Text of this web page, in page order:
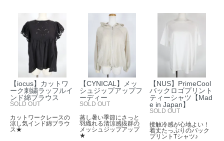
【iocus】カットワ
ーク刺繍ラッフルイ
ンド綿ブラウス
SOLD OUT
カットワークレースの
涼し気インド綿ブラウ
ス★
【CYNICAL】メッ
シュジップアップフ
ーディー
SOLD OUT
蒸し暑い季節にさっと
羽織れる清涼感抜群の
メッシュジップアップ
★
【NUS】PrimeCool
バックロゴプリント
ティーシャツ【Mad
e in Japan】
SOLD OUT
接触冷感が心地よい！
着丈たっぷりのバック
プリントTシャツ♪